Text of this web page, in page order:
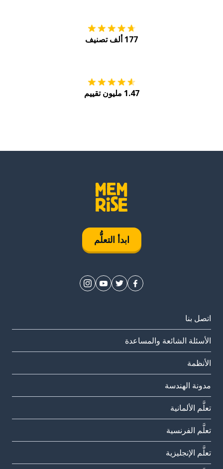
177 ألف تصنيف
1.47 مليون تقييم
ابدأ التعلُّم
اتصل بنا
الأسئلة الشائعة والمساعدة
الأنظمة
مدونة الهندسة
تعلَّم الألمانية
تعلَّم الفرنسية
تعلَّم الإنجليزية